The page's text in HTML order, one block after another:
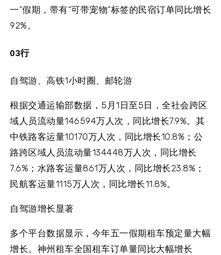
一”假期，带有“可带宠物”标签的民宿订单同比增长
92%。
03行
自驾游、高铁1小时圈、邮轮游
根据交通运输部数据，5月1日至5日，全社会跨区
域人员流动量146594万人次，同比增长7.9%。其
中铁路客运量10170万人次，同比增长10.8%；公
路跨区域人员流动量134448万人次，同比增长
7.6%；水路客运量861万人次，同比增长23.8%；
民航客运量1115万人次，同比增长11.8%。
自驾游增长显著
多个平台数据显示，今年五一假期租车预定量大幅
增长。神州租车全国租车订单量同比大幅增长